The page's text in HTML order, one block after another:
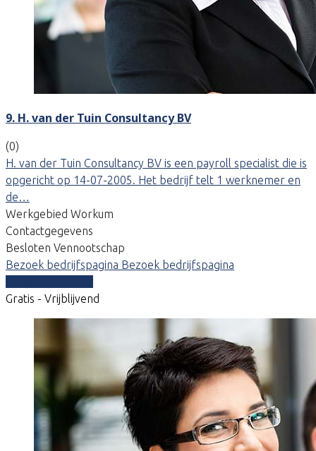
9. H. van der Tuin Consultancy BV
(0)
H. van der Tuin Consultancy BV is een payroll specialist die is
opgericht op 14-07-2005. Het bedrijf telt 1 werknemer en
de…
Werkgebied Workum
Contactgegevens
Besloten Vennootschap
Bezoek bedrijfspagina Bezoek bedrijfspagina
Gratis - Vrijblijvend